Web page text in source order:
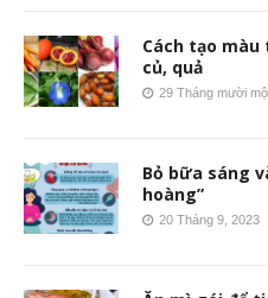
Cách tạo
củ, quả
29 Tháng mười
Bỏ bữa sáng
hoàng”
20 Tháng 9, 2023